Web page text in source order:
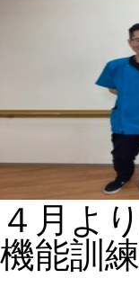
４月よ
機能訓